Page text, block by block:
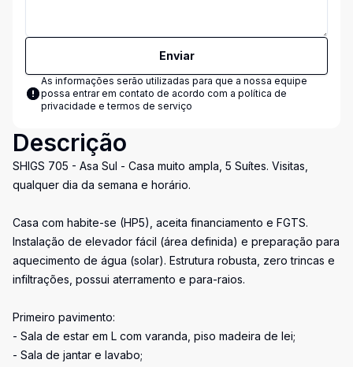
Enviar
As informações serão utilizadas para que a nossa equipe
possa entrar em contato de acordo com a política de
privacidade e termos de serviço
Descrição
SHIGS 705 - Asa Sul - Casa muito ampla, 5 Suítes. Visitas,
qualquer dia da semana e horário.
Casa com habite-se (HP5), aceita financiamento e FGTS.
Instalação de elevador fácil (área definida) e preparação para
aquecimento de água (solar). Estrutura robusta, zero trincas e
infiltrações, possui aterramento e para-raios.
Primeiro pavimento:
- Sala de estar em L com varanda, piso madeira de lei;
- Sala de jantar e lavabo;